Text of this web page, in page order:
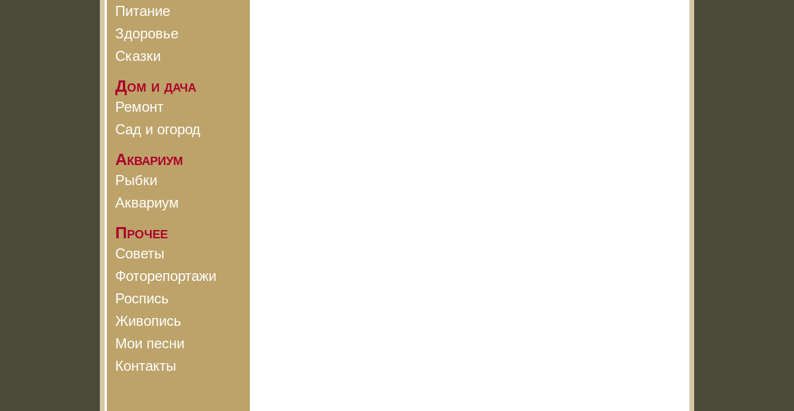
Питание
Здоровье
Сказки
Дом и дача
Ремонт
Сад и огород
Аквариум
Рыбки
Аквариум
Прочее
Советы
Фоторепортажи
Роспись
Живопись
Мои песни
Контакты